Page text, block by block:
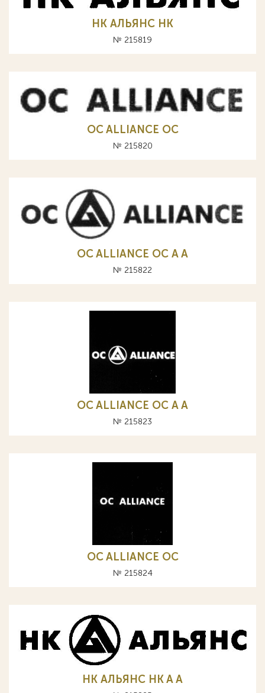
НК АЛЬЯНС HK
№ 215819
OC ALLIANCE ОС
№ 215820
OC ALLIANCE ОС A А
№ 215822
OC ALLIANCE ОС A А
№ 215823
OC ALLIANCE ОС
№ 215824
НК АЛЬЯНС HK A А